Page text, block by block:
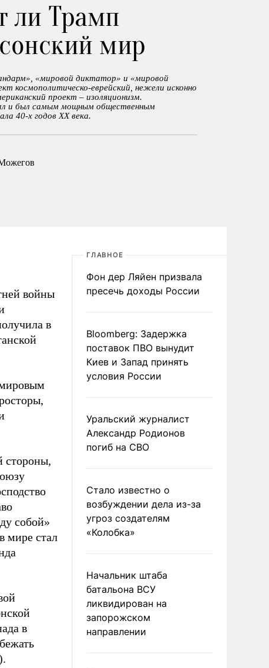
ли Трамп
мир
«мировой диктатор» и «мировой
космополитическо-еврейский, нежели исконно
проект – изоляционизм.
и был самым мощным общественным
40-х годов ХХ века.
войны
в
стороны,
собой»
мире стал
в
ГЛАВНОЕ
Фон дер Ляйен призвала
пресечь доходы России
Bloomberg: Задержка
поставок ПВО вынудит
Киев и Запад принять
условия России
Уральский журналист
Александр Родионов
погиб на СВО
Стало известно о
возбуждении дела из-за
угроз создателям
«Колобка»
Начальник штаба
батальона ВСУ
ликвидирован на
запорожском
направлении